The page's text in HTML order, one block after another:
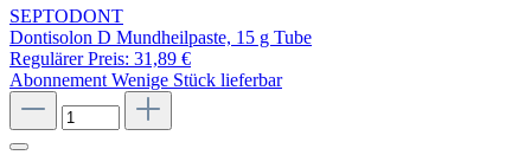
SEPTODONT
Dontisolon D Mundheilpaste, 15 g Tube
Regulärer Preis: 31,89 €
Abonnement Wenige Stück lieferbar